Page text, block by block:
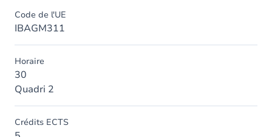
Code de l'UE
IBAGM311
Horaire
30
Quadri 2
Crédits ECTS